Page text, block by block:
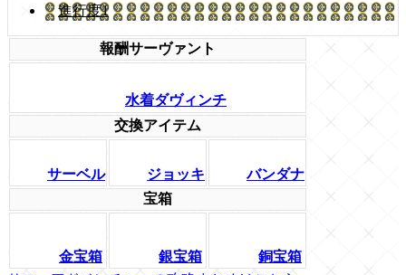
進行度1
報酬サーヴァント
水着ダヴィンチ
交換アイテム
サーベル ジョッキ
バンダナ
宝箱
金宝箱 銀宝箱
銅宝箱